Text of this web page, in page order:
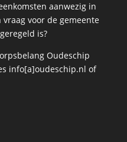
aanwezig in
voor de gemeente
is?
Oudeschip
info[a]oudeschip.nl of